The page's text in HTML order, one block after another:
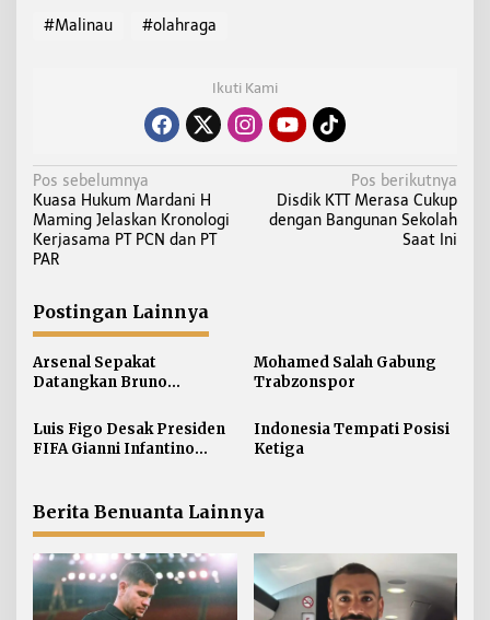
#Malinau #olahraga
Ikuti Kami
N
a
v
i
a
s
i
p
o
s
Pos sebelumnya
Kuasa Hukum Mardani H
Maming Jelaskan Kronologi
Kerjasama PT PCN dan PT
PAR
Pos berikutnya
Disdik KTT Merasa Cukup
dengan Bangunan Sekolah
Saat Ini
Postingan Lainnya
Arsenal Sepakat
Datangkan Bruno
Mohamed Salah Gabung
Trabzonspor
Luis Figo Desak Presiden
FIFA Gianni Infantino
Indonesia Tempati Posisi
Ketiga
Berita Benuanta Lainnya